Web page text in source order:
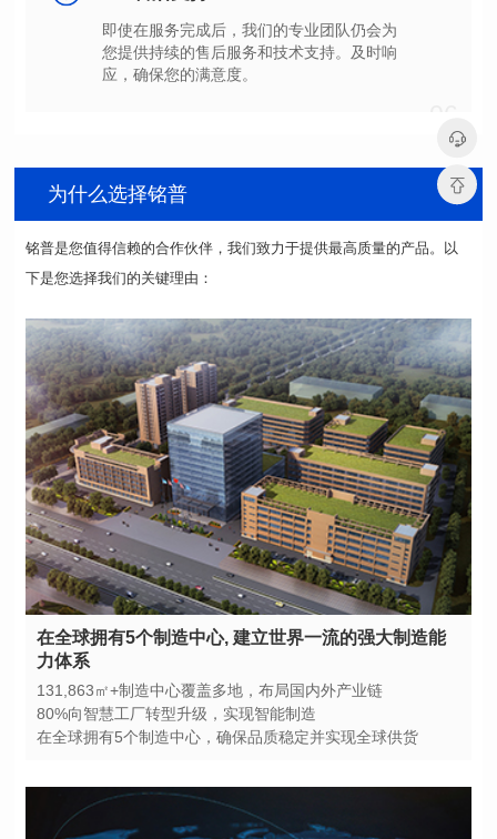
应，确保您的满意度。
为什么选择铭普
下是您选择我们的关键理由：
力体系
131,863㎡+制造中心覆盖多地，布局国内外产业链
80%向智慧工厂转型升级，实现智能制造
在全球拥有5个制造中心，确保品质稳定并实现全球供货